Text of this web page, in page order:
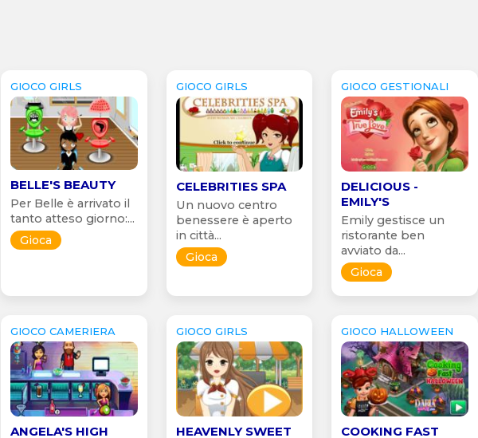
GIOCO GIRLS
BELLE'S BEAUTY
Per Belle è arrivato il
tanto atteso giorno:...
Gioca
GIOCO GIRLS
CELEBRITIES SPA
Un nuovo centro
benessere è aperto
in città...
Gioca
GIOCO GESTIONALI
DELICIOUS -
EMILY'S
Emily gestisce un
ristorante ben
avviato da...
Gioca
GIOCO CAMERIERA
ANGELA'S HIGH
GIOCO GIRLS
HEAVENLY SWEET
GIOCO HALLOWEEN
COOKING FAST